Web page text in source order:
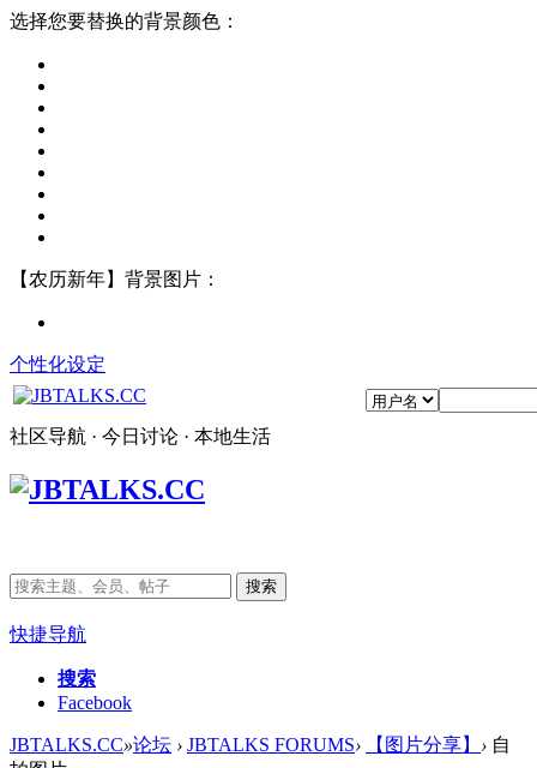
选择您要替换的背景颜色：
【农历新年】背景图片：
个性化设定
社区导航 · 今日讨论 · 本地生活
搜索
快捷导航
搜索
Facebook
JBTALKS.CC»论坛 › JBTALKS FORUMS› 【图片分享】 › 自